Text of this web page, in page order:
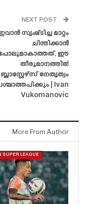
NEXT POST
സൃഷ്‌ടിച്ച മാറ്റം
ചിന്തിക്കാൻ
ഈ
തീരുമാനത്തിൽ
ബ്ലാസ്റ്റേഴ്‌സ് നേതൃത്വം
| Ivan
Vukomanovic
More From Author
SUPER LEAGUE